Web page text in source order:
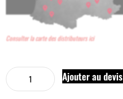
Consulter la carte des distributeurs ici
Ajouter au devis